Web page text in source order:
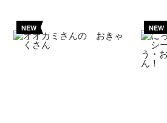
NEW NEW